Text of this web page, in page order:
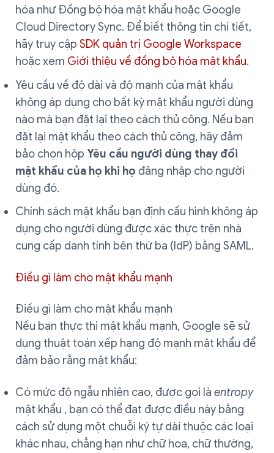
hóa như Đồng bộ hóa mật khẩu hoặc Google
Cloud Directory Sync. Để biết thông tin chi tiết,
hãy truy cập SDK quản trị Google Workspace
hoặc xem Giới thiệu về đồng bộ hóa mật khẩu.
Yêu cầu về độ dài và độ mạnh của mật khẩu
không áp dụng cho bất kỳ mật khẩu người dùng
nào mà bạn đặt lại theo cách thủ công. Nếu bạn
đặt lại mật khẩu theo cách thủ công, hãy đảm
bảo chọn hộp Yêu cầu người dùng thay đổi
mật khẩu của họ khi họ đăng nhập cho người
dùng đó.
Chính sách mật khẩu bạn định cấu hình không áp
dụng cho người dùng được xác thực trên nhà
cung cấp danh tính bên thứ ba (IdP) bằng SAML.
Điều gì làm cho mật khẩu mạnh
Điều gì làm cho mật khẩu mạnh
Nếu bạn thực thi mật khẩu mạnh, Google sẽ sử
dụng thuật toán xếp hạng độ mạnh mật khẩu để
đảm bảo rằng mật khẩu:
Có mức độ ngẫu nhiên cao, được gọi là entropy
mật khẩu , bạn có thể đạt được điều này bằng
cách sử dụng một chuỗi ký tự dài thuộc các loại
khác nhau, chẳng hạn như chữ hoa, chữ thường,